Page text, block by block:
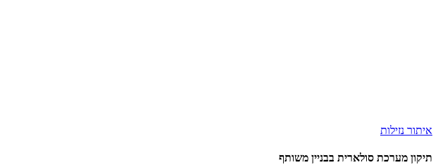
איתור נזילות
תיקון מערכת סולארית בבניין משותף